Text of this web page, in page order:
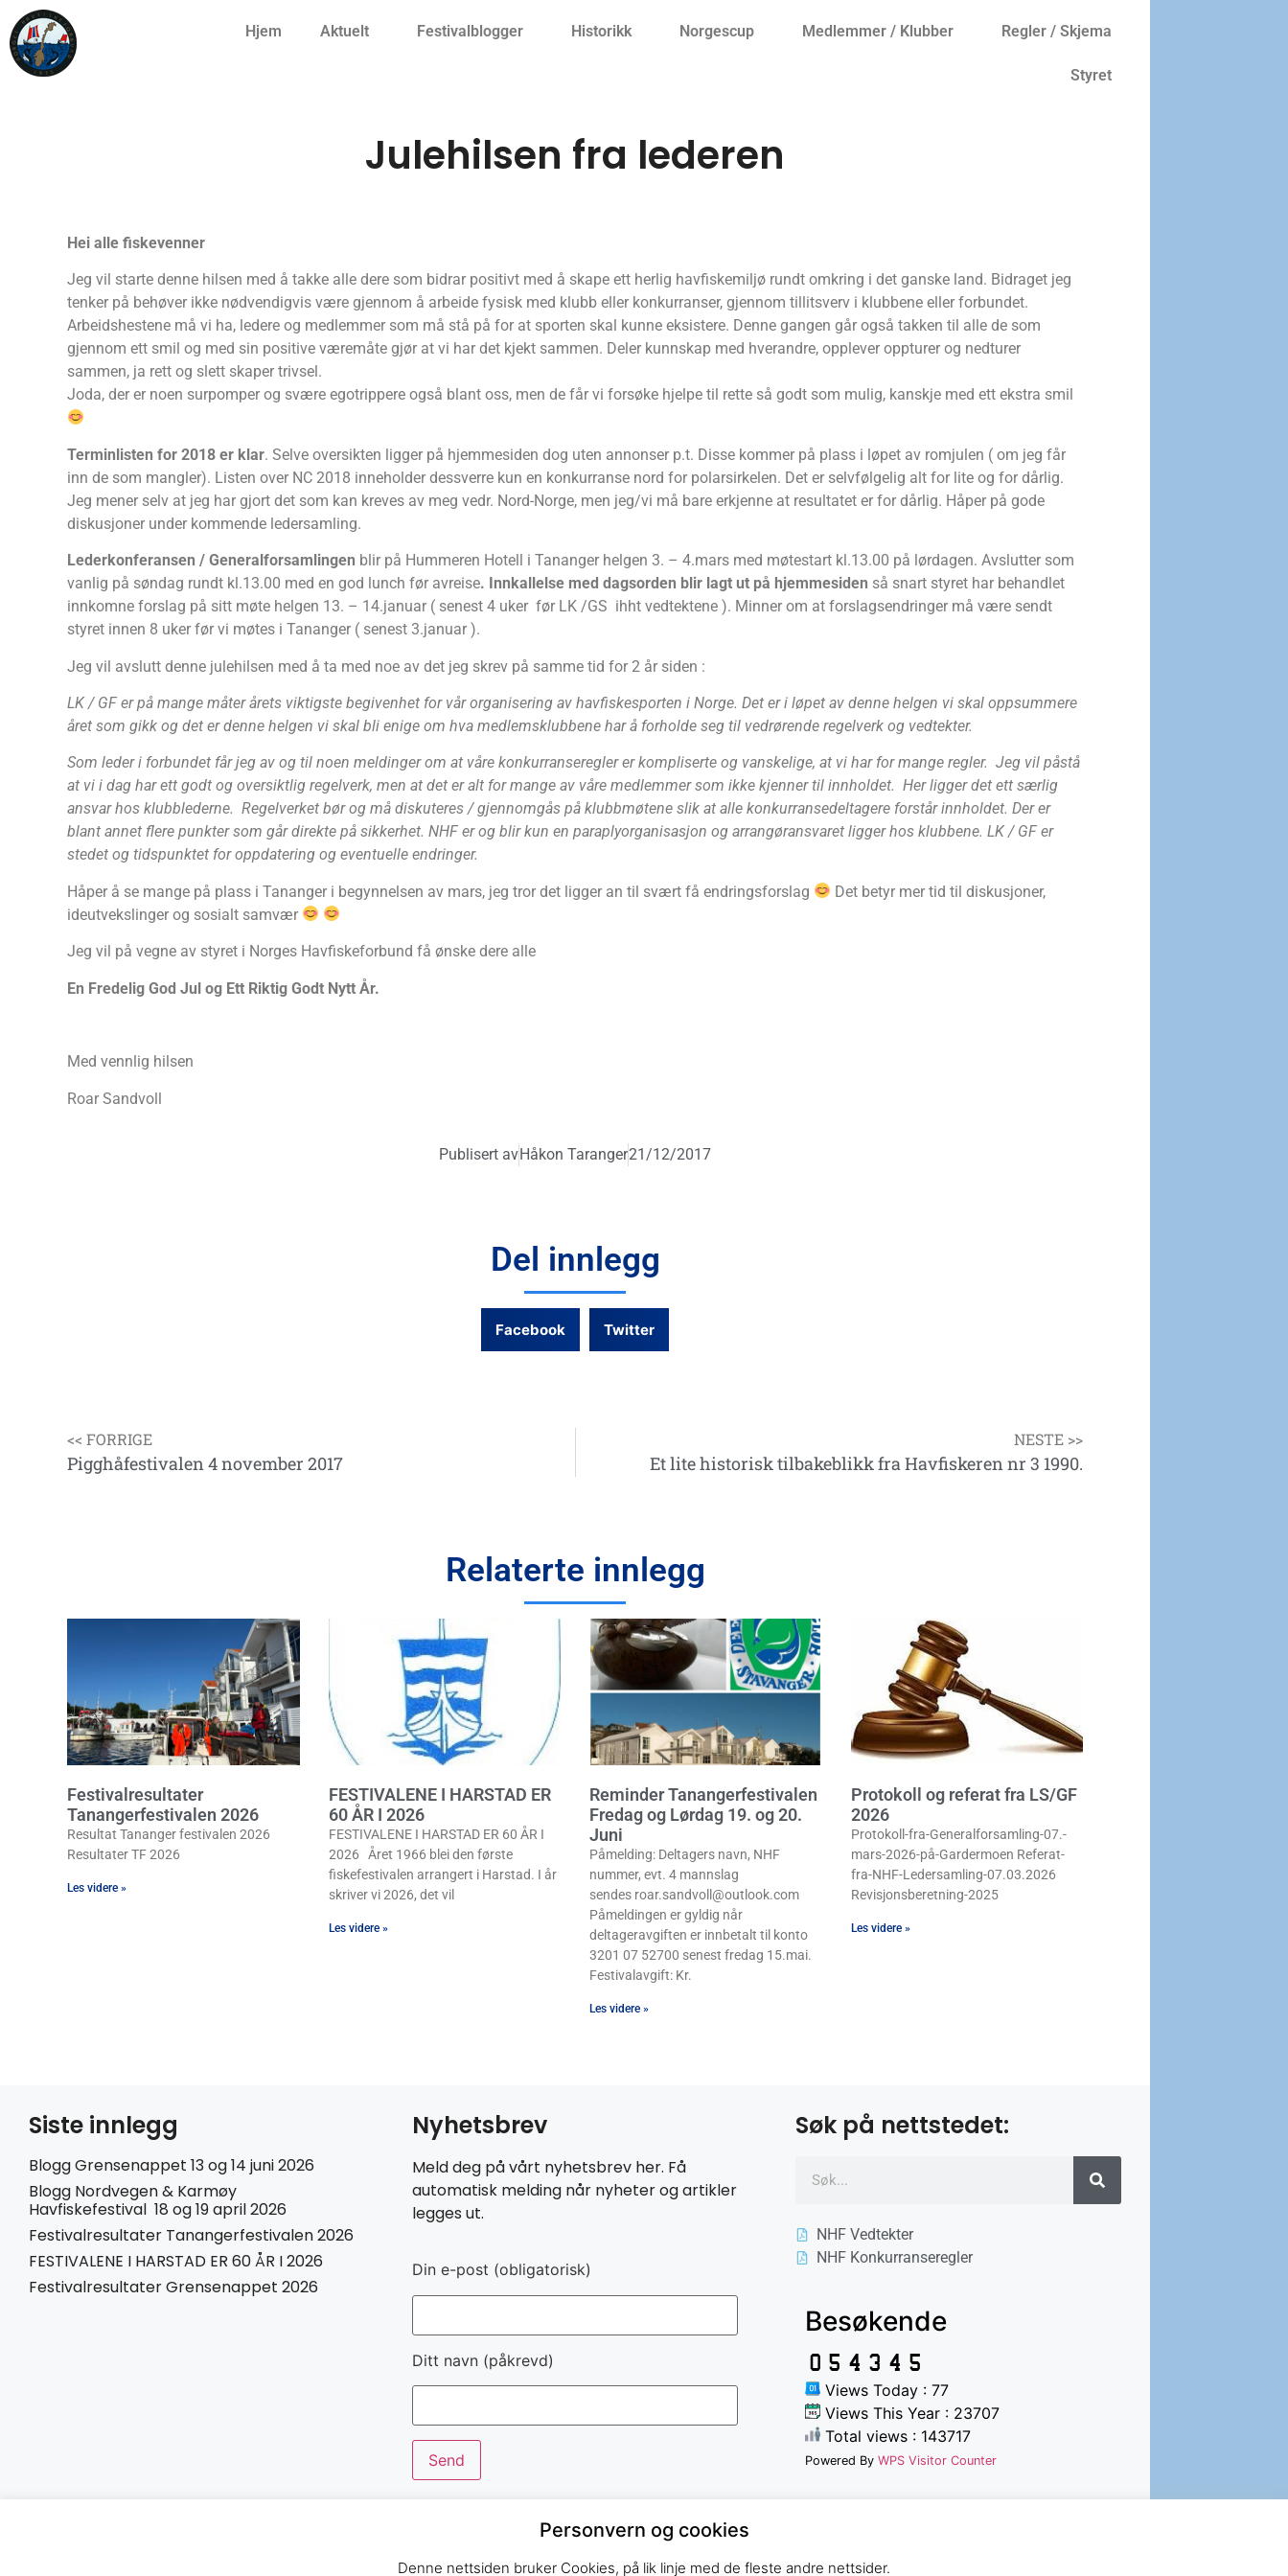
Hjem Aktuelt Festivalblogger Historikk Norgescup Medlemmer / Klubber Regler / Skjema
Styret
Julehilsen fra lederen
Hei alle fiskevenner
Jeg vil starte denne hilsen med å takke alle dere som bidrar positivt med å skape ett herlig havfiskemiljø rundt omkring i det ganske land. Bidraget jeg
tenker på behøver ikke nødvendigvis være gjennom å arbeide fysisk med klubb eller konkurranser, gjennom tillitsverv i klubbene eller forbundet.
Arbeidshestene må vi ha, ledere og medlemmer som må stå på for at sporten skal kunne eksistere. Denne gangen går også takken til alle de som
gjennom ett smil og med sin positive væremåte gjør at vi har det kjekt sammen. Deler kunnskap med hverandre, opplever oppturer og nedturer
sammen, ja rett og slett skaper trivsel.
Joda, der er noen surpomper og svære egotrippere også blant oss, men de får vi forsøke hjelpe til rette så godt som mulig, kanskje med ett ekstra smil
Terminlisten for 2018 er klar. Selve oversikten ligger på hjemmesiden dog uten annonser p.t. Disse kommer på plass i løpet av romjulen ( om jeg får
inn de som mangler). Listen over NC 2018 inneholder dessverre kun en konkurranse nord for polarsirkelen. Det er selvfølgelig alt for lite og for dårlig.
Jeg mener selv at jeg har gjort det som kan kreves av meg vedr. Nord-Norge, men jeg/vi må bare erkjenne at resultatet er for dårlig. Håper på gode
diskusjoner under kommende ledersamling.
Lederkonferansen / Generalforsamlingen blir på Hummeren Hotell i Tananger helgen 3. – 4.mars med møtestart kl.13.00 på lørdagen. Avslutter som
vanlig på søndag rundt kl.13.00 med en god lunch før avreise. Innkallelse med dagsorden blir lagt ut på hjemmesiden så snart styret har behandlet
innkomne forslag på sitt møte helgen 13. – 14.januar ( senest 4 uker før LK /GS ihht vedtektene ). Minner om at forslagsendringer må være sendt
styret innen 8 uker før vi møtes i Tananger ( senest 3.januar ).
Jeg vil avslutt denne julehilsen med å ta med noe av det jeg skrev på samme tid for 2 år siden :
LK / GF er på mange måter årets viktigste begivenhet for vår organisering av havfiskesporten i Norge. Det er i løpet av denne helgen vi skal oppsummere
året som gikk og det er denne helgen vi skal bli enige om hva medlemsklubbene har å forholde seg til vedrørende regelverk og vedtekter.
Som leder i forbundet får jeg av og til noen meldinger om at våre konkurranseregler er kompliserte og vanskelige, at vi har for mange regler. Jeg vil påstå
at vi i dag har ett godt og oversiktlig regelverk, men at det er alt for mange av våre medlemmer som ikke kjenner til innholdet. Her ligger det ett særlig
ansvar hos klubblederne. Regelverket bør og må diskuteres / gjennomgås på klubbmøtene slik at alle konkurransedeltagere forstår innholdet. Der er
blant annet flere punkter som går direkte på sikkerhet. NHF er og blir kun en paraplyorganisasjon og arrangøransvaret ligger hos klubbene. LK / GF er
stedet og tidspunktet for oppdatering og eventuelle endringer.
Håper å se mange på plass i Tananger i begynnelsen av mars, jeg tror det ligger an til svært få endringsforslag
Det betyr mer tid til diskusjoner,
ideutvekslinger og sosialt samvær
Jeg vil på vegne av styret i Norges Havfiskeforbund få ønske dere alle
En Fredelig God Jul og Ett Riktig Godt Nytt År.
Med vennlig hilsen
Roar Sandvoll
Publisert avHåkon Taranger21/12/2017
Del innlegg
Facebook Twitter
<< FORRIGE
Pigghåfestivalen 4 november 2017
NESTE >>
Et lite historisk tilbakeblikk fra Havfiskeren nr 3 1990.
Relaterte innlegg
Festivalresultater
Tanangerfestivalen 2026
Resultat Tananger festivalen 2026
Resultater TF 2026
Les videre »
FESTIVALENE I HARSTAD ER
60 ÅR I 2026
FESTIVALENE I HARSTAD ER 60 ÅR I
2026 Året 1966 blei den første
fiskefestivalen arrangert i Harstad. I år
skriver vi 2026, det vil
Les videre »
Reminder Tanangerfestivalen
Fredag og Lørdag 19. og 20.
Juni
Påmelding: Deltagers navn, NHF
nummer, evt. 4 mannslag
sendes roar.sandvoll@outlook.com
Påmeldingen er gyldig når
deltageravgiften er innbetalt til konto
3201 07 52700 senest fredag 15.mai.
Festivalavgift: Kr.
Les videre »
Protokoll og referat fra LS/GF
2026
Protokoll-fra-Generalforsamling-07.-
mars-2026-på-Gardermoen Referat-
fra-NHF-Ledersamling-07.03.2026
Revisjonsberetning-2025
Les videre »
Siste innlegg
Blogg Grensenappet 13 og 14 juni 2026
Blogg Nordvegen & Karmøy
Havfiskefestival 18 og 19 april 2026
Festivalresultater Tanangerfestivalen 2026
FESTIVALENE I HARSTAD ER 60 ÅR I 2026
Festivalresultater Grensenappet 2026
Nyhetsbrev
Meld deg på vårt nyhetsbrev her. Få
automatisk melding når nyheter og artikler
legges ut.
Din e-post (obligatorisk)
Ditt navn (påkrevd)
Søk på nettstedet:
NHF Vedtekter
NHF Konkurranseregler
Besøkende
Views Today : 77
Views This Year : 23707
Total views : 143717
Powered By WPS Visitor Counter
Personvern og cookies
Denne nettsiden bruker Cookies, på lik linje med de fleste andre nettsider.